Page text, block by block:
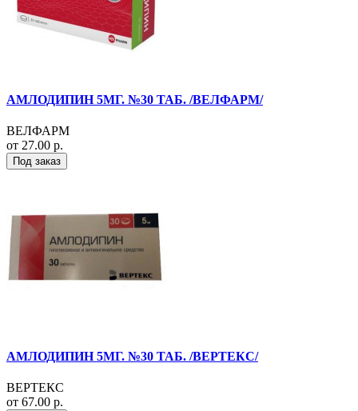
АМЛОДИПИН 5МГ. №30 ТАБ. /ВЕЛФАРМ/
ВЕЛФАРМ
от 27.00 р.
Под заказ
АМЛОДИПИН 5МГ. №30 ТАБ. /ВЕРТЕКС/
ВЕРТЕКС
от 67.00 р.